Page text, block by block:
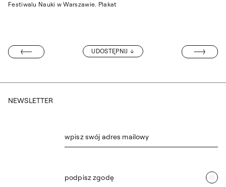
Festiwalu Nauki w Warszawie. Plakat
UDOSTĘPNIJ REKRUTACJA
NEWSLETTER
wpisz swój adres mailowy
podpisz zgodę